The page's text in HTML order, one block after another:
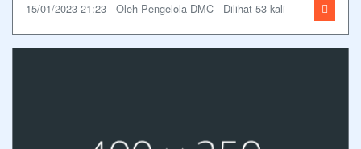
15/01/2023 21:23 - Oleh Pengelola DMC - Dilihat 53 kali